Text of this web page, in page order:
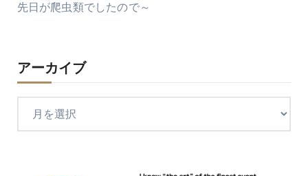
先日が爬虫類でしたので～
アーカイブ